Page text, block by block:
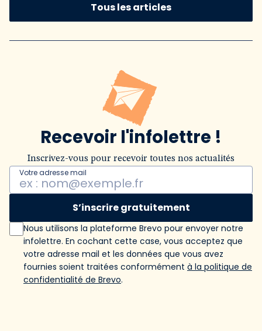
Tous les articles
Recevoir l'infolettre !
Inscrivez-vous pour recevoir toutes nos actualités
Votre adresse mail
S’inscrire gratuitement
Nous utilisons la plateforme Brevo pour envoyer notre
infolettre. En cochant cette case, vous acceptez que
votre adresse mail et les données que vous avez
fournies soient traitées conformément à la politique de
confidentialité de Brevo.